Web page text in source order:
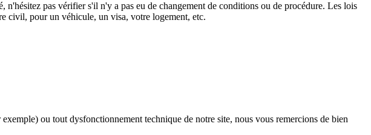
n'hésitez pas vérifier s'il n'y a pas eu de changement de conditions ou de procédure. Les lois
civil, pour un véhicule, un visa, votre logement, etc.
ou tout dysfonctionnement technique de notre site, nous vous remercions de bien